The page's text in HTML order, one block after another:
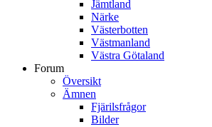
Jämtland
Närke
Västerbotten
Västmanland
Västra Götaland
Forum
Översikt
Ämnen
Fjärilsfrågor
Bilder